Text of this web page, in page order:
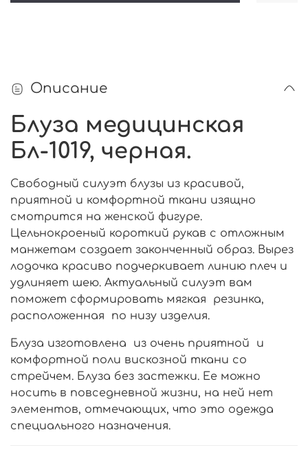
Описание
Блуза медицинская
Бл-1019, черная.
Свободный силуэт блузы из красивой,
приятной и комфортной ткани изящно
смотрится на женской фигуре.
Цельнокроеный короткий рукав с отложным
манжетам создает законченный образ. Вырез
лодочка красиво подчеркивает линию плеч и
удлиняет шею. Актуальный силуэт вам
поможет сформировать мягкая резинка,
расположенная по низу изделия.
Блуза изготовлена из очень приятной и
комфортной поли вискозной ткани со
стрейчем. Блуза без застежки. Ее можно
носить в повседневной жизни, на ней нет
элементов, отмечающих, что это одежда
специального назначения.